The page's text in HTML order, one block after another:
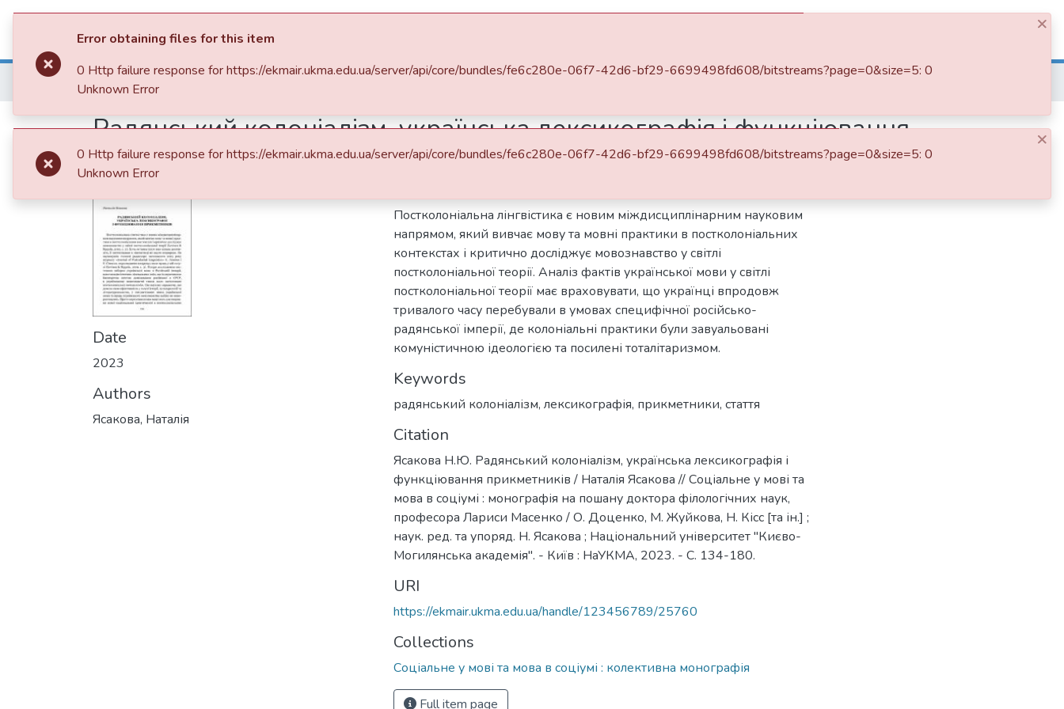
Communities & Collections
Home 013. Видання НаУКМА
Радянський колоніалізм, українська лексикографія і функціювання
прикметників
Date
2023
Authors
Ясакова, Наталія
Постколоніальна лінгвістика є новим міждисциплінарним науковим
напрямом, який вивчає мову та мовні практики в постколоніальних
контекстах і критично досліджує мовознавство у світлі
постколоніальної теорії. Аналіз фактів української мови у світлі
постколоніальної теорії має враховувати, що українці впродовж
тривалого часу перебували в умовах специфічної російсько-
радянської імперії, де колоніальні практики були завуальовані
комуністичною ідеологією та посилені тоталітаризмом.
Keywords
радянський колоніалізм, лексикографія, прикметники, стаття
Citation
Ясакова Н.Ю. Радянський колоніалізм, українська лексикографія і
функціювання прикметників / Наталія Ясакова // Соціальне у мові та
мова в соціумі : монографія на пошану доктора філологічних наук,
професора Лариси Масенко / О. Доценко, М. Жуйкова, Н. Кісс [та ін.] ;
наук. ред. та упоряд. Н. Ясакова ; Національний університет "Києво-
Могилянська академія". - Київ : НаУКМА, 2023. - C. 134-180.
URI
https://ekmair.ukma.edu.ua/handle/123456789/25760
Collections
Соціальне у мові та мова в соціумі : колективна монографія
Full item page
×
Error obtaining files for this item
0 Http failure response for https://ekmair.ukma.edu.ua/server/api/core/bundles/fe6c280e-06f7-42d6-bf29-6699498fd608/bitstreams?page=0&size=5: 0
Unknown Error
×
0 Http failure response for https://ekmair.ukma.edu.ua/server/api/core/bundles/fe6c280e-06f7-42d6-bf29-6699498fd608/bitstreams?page=0&size=5: 0
Unknown Error